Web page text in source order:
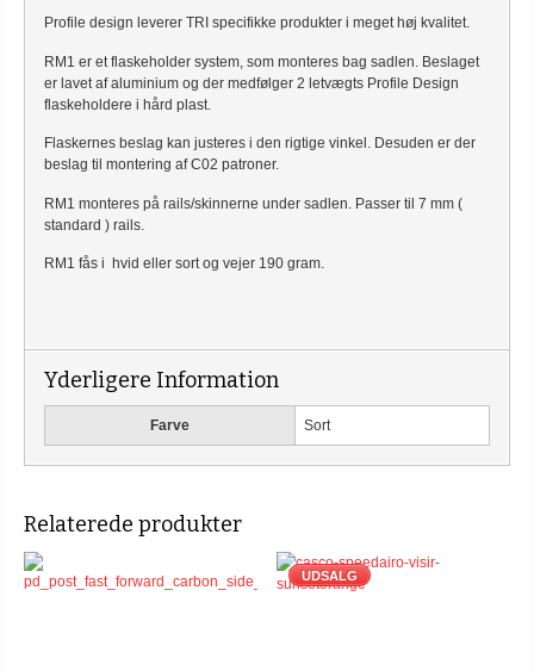
Profile design leverer TRI specifikke produkter i meget høj kvalitet.
RM1 er et flaskeholder system, som monteres bag sadlen. Beslaget
er lavet af aluminium og der medfølger 2 letvægts Profile Design
flaskeholdere i hård plast.
Flaskernes beslag kan justeres i den rigtige vinkel. Desuden er der
beslag til montering af C02 patroner.
RM1 monteres på rails/skinnerne under sadlen. Passer til 7 mm (
standard ) rails.
RM1 fås i hvid eller sort og vejer 190 gram.
Yderligere Information
Farve Sort
Relaterede produkter
UDSALG